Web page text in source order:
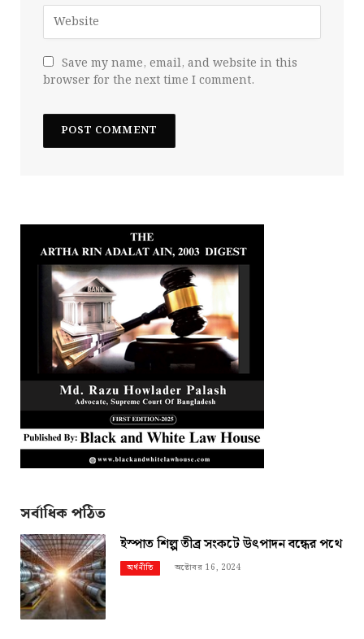
Save my name, email, and website in this
browser for the next time I comment.
সর্বাধিক পঠিত
ইস্পাত শিল্প তীব্র সংকটে উৎপাদন বন্ধের পথে
অর্থনীতি অক্টোবর 16, 2024